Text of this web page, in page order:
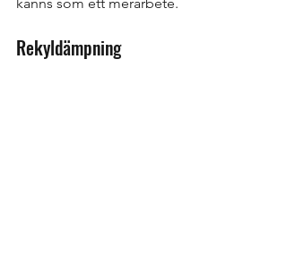
känns som ett merarbete.
Rekyldämpning